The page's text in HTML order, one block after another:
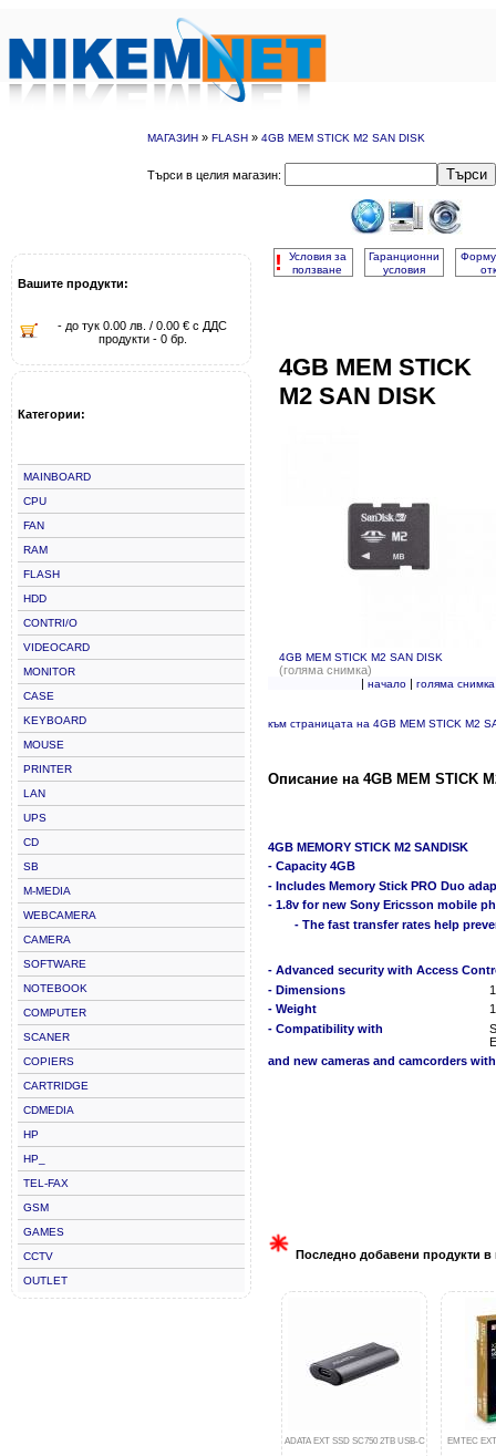
МАГАЗИН » FLASH » 4GB MEM STICK M2 SAN DISK
Търси в целия магазин: Търси
Вашите продукти:
- до тук 0.00 лв. / 0.00 € с ДДС
продукти - 0 бр.
Категории:
MAINBOARD
CPU
FAN
RAM
FLASH
HDD
CONTRI/O
VIDEOCARD
MONITOR
CASE
KEYBOARD
MOUSE
PRINTER
LAN
UPS
CD
SB
M-MEDIA
WEBCAMERA
CAMERA
SOFTWARE
NOTEBOOK
COMPUTER
SCANER
COPIERS
CARTRIDGE
CDMEDIA
HP
HP_
TEL-FAX
GSM
GAMES
CCTV
OUTLET
!
Условия за
ползване
Гаранционни
условия
4GB MEM STICK
M2 SAN DISK
4GB MEM STICK M2 SAN DISK
(голяма снимка)
| начало| голяма снимка
към страницата на 4GB MEM STICK M2
Описание на 4GB MEM STICK
4GB MEMORY STICK M2 SANDISK
- Capacity 4GB
- Includes Memory Stick PRO Duo
- 1.8v for new Sony Ericsson mobile
- The fast transfer rates help
- Advanced security with Access
- Dimensions
- Weight
- Compatibility with
and new cameras and camcorders
Последно добавени продукти в
ADATA EXT SSD SC750 2TB USB-C EMTEC